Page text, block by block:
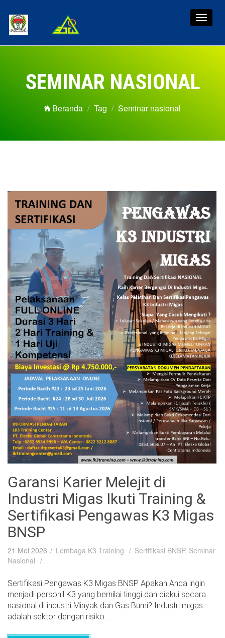
Toggle
SEMINAR NASIONAL
Beranda Tag Seminar nasional
Garansi Karier Melejit di
Industri Migas Ikuti Training &
Sertifikasi Pengawas K3 Migas
BNSP
21 Mei 2026 Lembaga K3 Training Sertifikasi BNSP, Seminar
Nasional
Sertifikasi Pengawas K3 Migas BNSP Apakah Anda ingin
menjadi personil K3 yang bernilai tinggi dan diakui secara
nasional di industri Minyak dan Gas Bumi? Industri migas
adalah sektor dengan risiko...